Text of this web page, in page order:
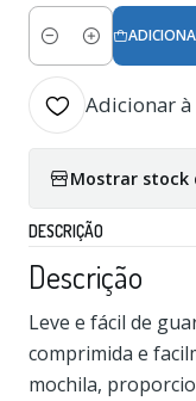
Quantidade
Adicionar
Mostrar stock
DESCRIÇÃO
Descrição
Leve e fácil de
comprimida e
mochila,